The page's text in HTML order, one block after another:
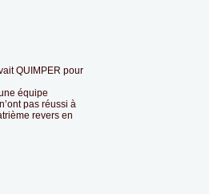
QUIMPER pour
équipe
pas réussi à
revers en